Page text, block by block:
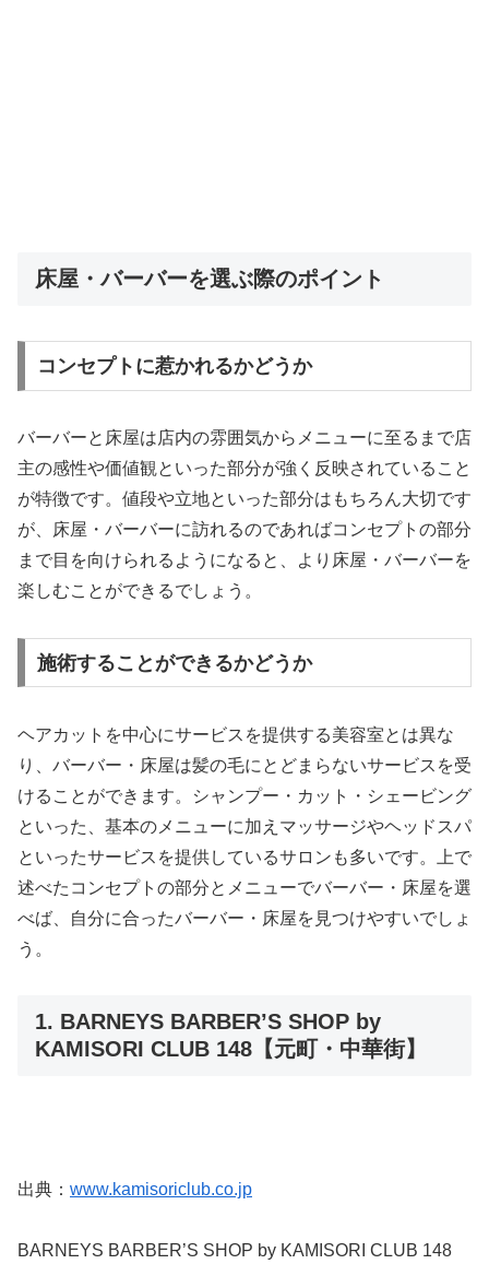
床屋・バーバーを選ぶ際のポイント
コンセプトに惹かれるかどうか
バーバーと床屋は店内の雰囲気からメニューに至るまで店
主の感性や価値観といった部分が強く反映されていること
が特徴です。値段や立地といった部分はもちろん大切です
が、床屋・バーバーに訪れるのであればコンセプトの部分
まで目を向けられるようになると、より床屋・バーバーを
楽しむことができるでしょう。
施術することができるかどうか
ヘアカットを中心にサービスを提供する美容室とは異な
り、バーバー・床屋は髪の毛にとどまらないサービスを受
けることができます。シャンプー・カット・シェービング
といった、基本のメニューに加えマッサージやヘッドスパ
といったサービスを提供しているサロンも多いです。上で
述べたコンセプトの部分とメニューでバーバー・床屋を選
べば、自分に合ったバーバー・床屋を見つけやすいでしょ
う。
1. BARNEYS BARBER’S SHOP by
KAMISORI CLUB 148【元町・中華街】
出典： www.kamisoriclub.co.jp
BARNEYS BARBER’S SHOP by KAMISORI CLUB 148